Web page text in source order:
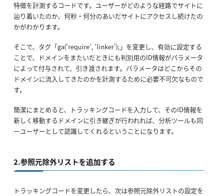
特徴を計測するコードです。ユーザーがどのような経路でサイトに
辿り着いたのか、何秒・何分のあいだサイトにアクセスし続けたの
かがわかります。
そこで、タグ「ga(‘require’, ‘linker’);」を変更し、有効に設定する
ことで、ドメインをまたいだときにも判別用のID情報がパラメータ
によって付与されて、引き渡されます。パラメータはどこからその
ドメインに流入してきたのかを計測するために必要不可欠なもので
す。
簡潔にまとめると、トラッキングコードを入力して、そのID情報を
新しく移動するドメインに引き継ぎが行われれば、分析ツールも同
一ユーザーとして認識してくれるということになります。
2.参照元除外リストを追加する
トラッキングコードを変更したら、次は参照元除外リストの設定を